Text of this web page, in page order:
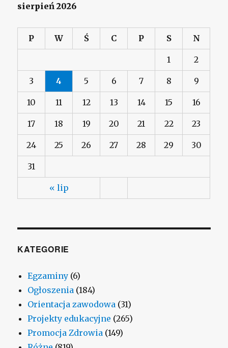
sierpień 2026
P W Ś C P S N
« lip
1 2
3 4 5 6 7 8 9
10 11 12 13 14 15 16
17 18 19 20 21 22 23
24 25 26 27 28 29 30
31
KATEGORIE
Egzaminy (6)
Ogłoszenia (184)
Orientacja zawodowa (31)
Projekty edukacyjne (265)
Promocja Zdrowia (149)